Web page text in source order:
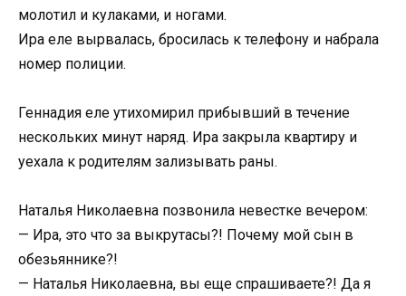
молотил и кулаками, и ногами.
Ира еле вырвалась, бросилась к телефону и набрала
номер полиции.
Геннадия еле утихомирил прибывший в течение
нескольких минут наряд. Ира закрыла квартиру и
уехала к родителям зализывать раны.
Наталья Николаевна позвонила невестке вечером:
— Ира, это что за выкрутасы?! Почему мой сын в
обезьяннике?!
— Наталья Николаевна, вы еще спрашиваете?! Да я